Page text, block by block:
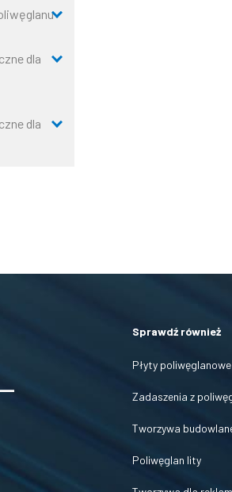
dla
dla
Sprawdź również
Płyty poliwęglanowe
Zadaszenia z
Tworzywa
Poliwęglan lity